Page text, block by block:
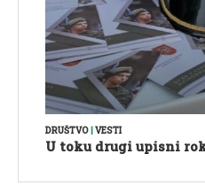
DRUŠTVO VESTI
U toku drugi upisni